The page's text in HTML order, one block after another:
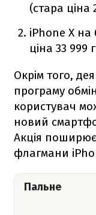
(стара ціна
iPhone X на
ціна 33 999
Окрім того,
програму
користувач
новий
Акція
флагмани
Пальне